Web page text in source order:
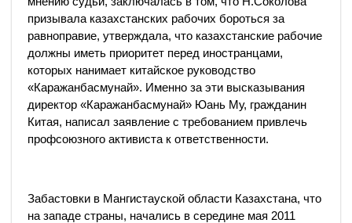
призывала казахстанских рабочих бороться за
равноправие, утверждала, что казахстанские рабочие
должны иметь приоритет перед иностранцами,
которых нанимает китайское руководство
«Каражанбасмунай». Именно за эти высказывания
директор «Каражанбасмунай» Юань Му, гражданин
Китая, написал заявление с требованием привлечь
профсоюзного активиста к ответственности.
Забастовки в Мангистауской области Казахстана, что
на западе страны, начались в середине мая 2011